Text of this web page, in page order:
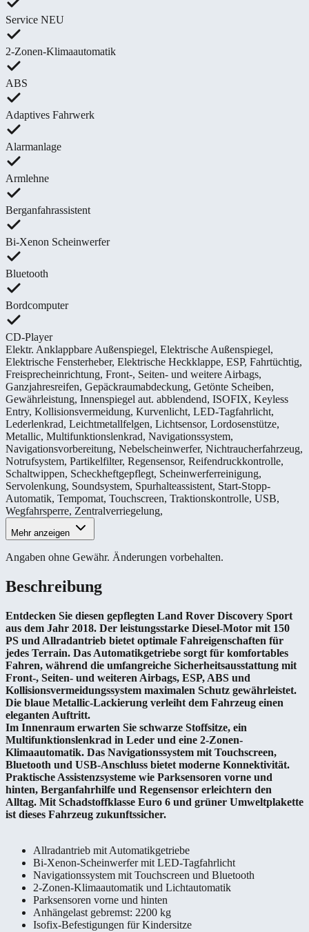
Service NEU
2-Zonen-Klimaautomatik
ABS
Adaptives Fahrwerk
Alarmanlage
Armlehne
Berganfahrassistent
Bi-Xenon Scheinwerfer
Bluetooth
Bordcomputer
CD-Player
Elektr. Anklappbare Außenspiegel, Elektrische Außenspiegel,
Elektrische Fensterheber, Elektrische Heckklappe, ESP, Fahrtüchtig,
Freisprecheinrichtung, Front-, Seiten- und weitere Airbags,
Ganzjahresreifen, Gepäckraumabdeckung, Getönte Scheiben,
Gewährleistung, Innenspiegel aut. abblendend, ISOFIX, Keyless
Entry, Kollisionsvermeidung, Kurvenlicht, LED-Tagfahrlicht,
Lederlenkrad, Leichtmetallfelgen, Lichtsensor, Lordosenstütze,
Metallic, Multifunktionslenkrad, Navigationssystem,
Navigationsvorbereitung, Nebelscheinwerfer, Nichtraucherfahrzeug,
Notrufsystem, Partikelfilter, Regensensor, Reifendruckkontrolle,
Schaltwippen, Scheckheftgepflegt, Scheinwerferreinigung,
Servolenkung, Soundsystem, Spurhalteassistent, Start-Stopp-
Automatik, Tempomat, Touchscreen, Traktionskontrolle, USB,
Wegfahrsperre, Zentralverriegelung,
Mehr anzeigen
Angaben ohne Gewähr. Änderungen vorbehalten.
Beschreibung
Entdecken Sie diesen gepflegten Land Rover Discovery Sport
aus dem Jahr 2018. Der leistungsstarke Diesel-Motor mit 150
PS und Allradantrieb bietet optimale Fahreigenschaften für
jedes Terrain. Das Automatikgetriebe sorgt für komfortables
Fahren, während die umfangreiche Sicherheitsausstattung mit
Front-, Seiten- und weiteren Airbags, ESP, ABS und
Kollisionsvermeidungssystem maximalen Schutz gewährleistet.
Die blaue Metallic-Lackierung verleiht dem Fahrzeug einen
eleganten Auftritt.
Im Innenraum erwarten Sie schwarze Stoffsitze, ein
Multifunktionslenkrad in Leder und eine 2-Zonen-
Klimaautomatik. Das Navigationssystem mit Touchscreen,
Bluetooth und USB-Anschluss bietet moderne Konnektivität.
Praktische Assistenzsysteme wie Parksensoren vorne und
hinten, Berganfahrhilfe und Regensensor erleichtern den
Alltag. Mit Schadstoffklasse Euro 6 und grüner Umweltplakette
ist dieses Fahrzeug zukunftssicher.
Allradantrieb mit Automatikgetriebe
Bi-Xenon-Scheinwerfer mit LED-Tagfahrlicht
Navigationssystem mit Touchscreen und Bluetooth
2-Zonen-Klimaautomatik und Lichtautomatik
Parksensoren vorne und hinten
Anhängelast gebremst: 2200 kg
Isofix-Befestigungen für Kindersitze